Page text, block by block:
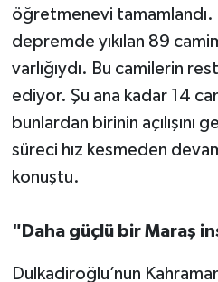
öğretmenevi tamamlandı.
depremde yıkılan 89
varlığıydı. Bu camilerin
ediyor. Şu ana kadar 14
bunlardan birinin açılışını
süreci hız kesmeden
konuştu.
"Daha güçlü bir Maraş
Dulkadiroğlu’nun